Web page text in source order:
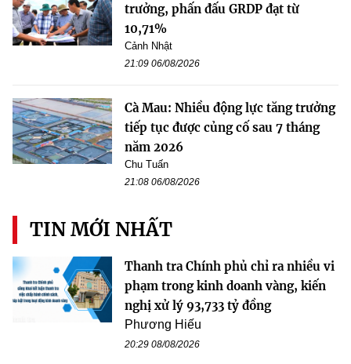
trưởng, phấn đấu GRDP đạt từ
10,71%
Cảnh Nhật
21:09 06/08/2026
Cà Mau: Nhiều động lực tăng trưởng
tiếp tục được củng cố sau 7 tháng
năm 2026
Chu Tuấn
21:08 06/08/2026
TIN MỚI NHẤT
Thanh tra Chính phủ chỉ ra nhiều vi
phạm trong kinh doanh vàng, kiến
nghị xử lý 93,733 tỷ đồng
Phương Hiếu
20:29 08/08/2026